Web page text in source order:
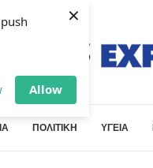
Allow
×
ΠΟΛΙΤΙΚΗ ΥΓΕΙΑ